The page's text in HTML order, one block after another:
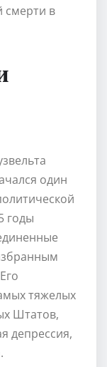
смерти в
один
годы
тяжелых
Штатов,
депрессия,